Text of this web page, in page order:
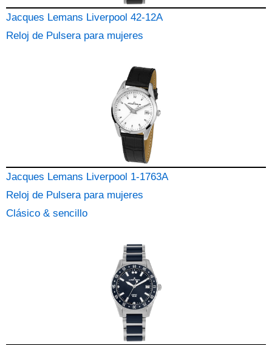
Jacques Lemans Liverpool 42-12A
Reloj de Pulsera para mujeres
Jacques Lemans Liverpool 1-1763A
Reloj de Pulsera para mujeres
Clásico & sencillo